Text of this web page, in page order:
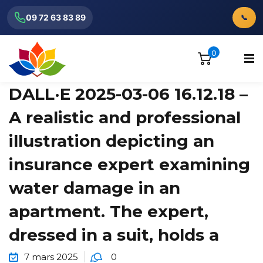
09 72 63 83 89 📞
0
DALL·E 2025-03-06 16.12.18 –
A realistic and professional
illustration depicting an
insurance expert examining
water damage in an
apartment. The expert,
dressed in a suit, holds a
7 mars 2025 0